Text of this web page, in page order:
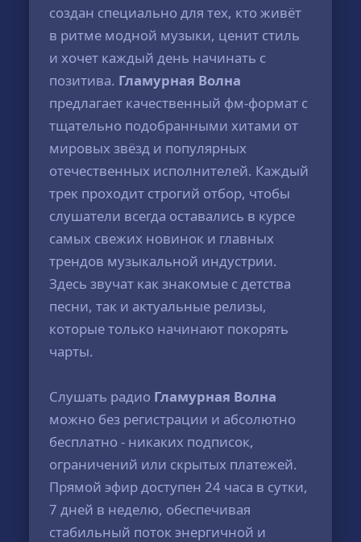
создан специально для тех, кто живёт
в ритме модной музыки, ценит стиль
и хочет каждый день начинать с
позитива. Гламурная Волна
предлагает качественный фм-формат с
тщательно подобранными хитами от
мировых звёзд и популярных
отечественных исполнителей. Каждый
трек проходит строгий отбор, чтобы
слушатели всегда оставались в курсе
самых свежих новинок и главных
трендов музыкальной индустрии.
Здесь звучат как знакомые с детства
песни, так и актуальные релизы,
которые только начинают покорять
чарты.
Слушать радио Гламурная Волна
можно без регистрации и абсолютно
бесплатно - никаких подписок,
ограничений или скрытых платежей.
Прямой эфир доступен 24 часа в сутки,
7 дней в неделю, обеспечивая
стабильный поток энергичной и